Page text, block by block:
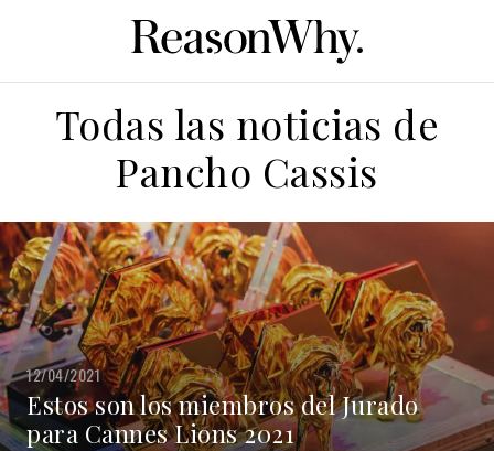
Todas las noticias de
Pancho Cassis
12/04/2021
Estos son los miembros del Jurado
para Cannes Lions 2021